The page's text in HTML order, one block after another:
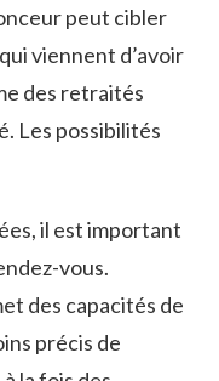
peut cibler
viennent d’avoir
des retraités
Les possibilités
il est important
vous.
des capacités de
précis de